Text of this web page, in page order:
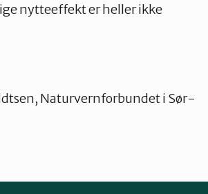
nytteeffekt er heller ikke
Naturvernforbundet i Sør-